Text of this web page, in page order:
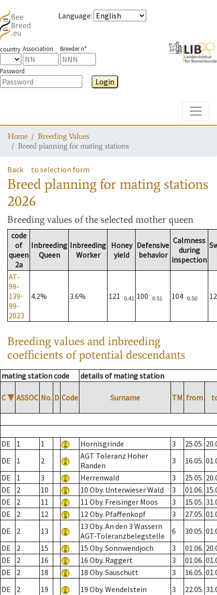
Language:
country Association Breeder n°
Password
Login
Home
Breeding Values
Breed planning for mating stations
Back to selection form
Breed planning for mating stations
2026
Breeding values of the selected mother queen
code
of
queen
2a
Inbreeding
Queen
Inbreeding
Worker
Honey
yield
Defensive
behavior
Calmness
during
inspection
AT-
99-
139-
99-
2023
4.2% 3.6% 121 0.41 100 0.51 104 0.50
Breeding values and inbreeding
coefficients of potential descendants
mating station code details of mating station
C ▼ ASSOC No. D Code Surname TM from
DE 1 1 Hornisgrinde 3 25.05.
DE
1 2
AGT Toleranz Hoher
Randen
3 16.05.
DE
1 3 Herrenwald 3 25.05.
DE
2 10 10 Oby. Unterwieser Wald 3 01.06.
DE
2 11 11 Oby. Freisinger Moos 3 15.05.
DE
2 12 12 Oby. Pfaffenkopf 3 27.05.
DE
2 13
13 Oby. An den 3 Wassern
AGT-Toleranzbelegstelle
6 30.05.
DE
2 15 15 Oby. Sonnwendjoch 3 01.06.
DE
2 16 16 Oby. Raggert 3 01.06.
DE
2 18 18 Oby. Sauschütt 3 16.05.
DE
2 19 19 Oby. Wendelstein 3 22.05.